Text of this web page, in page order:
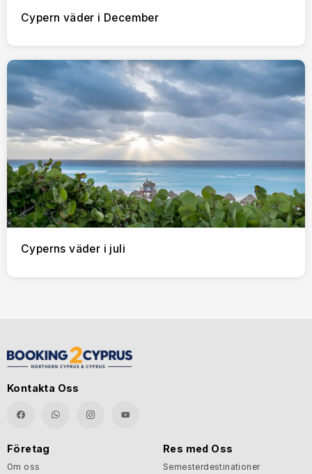
Cypern väder i December
Cyperns väder i juli
Kontakta Oss
Företag
Om oss
Res med Oss
Semesterdestinationer